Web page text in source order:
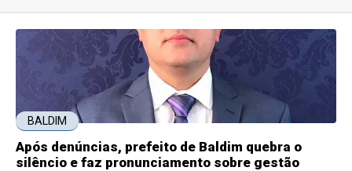
BALDIM
Após denúncias, prefeito de Baldim quebra o
silêncio e faz pronunciamento sobre gestão